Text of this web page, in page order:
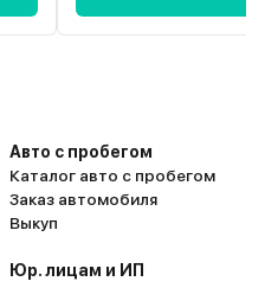
Авто с пробегом
Каталог авто с пробегом
Заказ автомобиля
Выкуп
Юр. лицам и ИП